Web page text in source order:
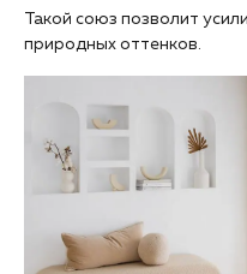
Такой союз позволит
природных оттенков.